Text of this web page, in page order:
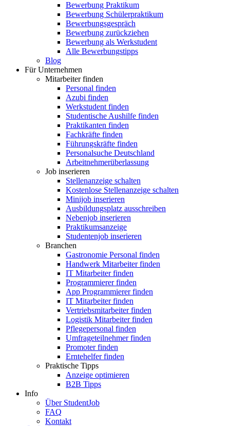
Bewerbung Praktikum
Bewerbung Schülerpraktikum
Bewerbungsgespräch
Bewerbung zurückziehen
Bewerbung als Werkstudent
Alle Bewerbungstipps
Blog
Für Unternehmen
Mitarbeiter finden
Personal finden
Azubi finden
Werkstudent finden
Studentische Aushilfe finden
Praktikanten finden
Fachkräfte finden
Führungskräfte finden
Personalsuche Deutschland
Arbeitnehmerüberlassung
Job inserieren
Stellenanzeige schalten
Kostenlose Stellenanzeige schalten
Minijob inserieren
Ausbildungsplatz ausschreiben
Nebenjob inserieren
Praktikumsanzeige
Studentenjob inserieren
Branchen
Gastronomie Personal finden
Handwerk Mitarbeiter finden
IT Mitarbeiter finden
Programmierer finden
App Programmierer finden
IT Mitarbeiter finden
Vertriebsmitarbeiter finden
Logistik Mitarbeiter finden
Pflegepersonal finden
Umfrageteilnehmer finden
Promoter finden
Erntehelfer finden
Praktische Tipps
Anzeige optimieren
B2B Tipps
Info
Über StudentJob
FAQ
Kontakt